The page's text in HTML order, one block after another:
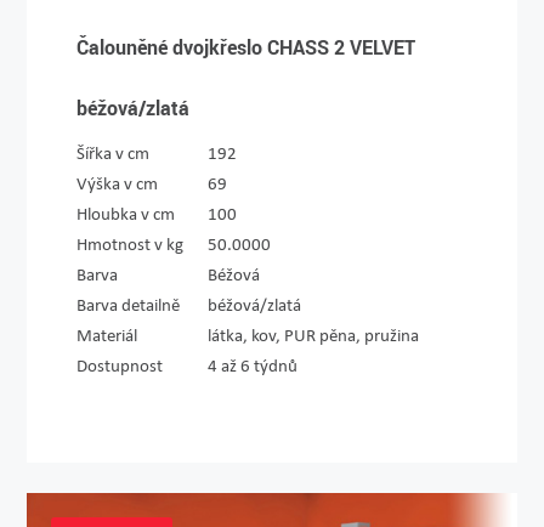
Čalouněné dvojkřeslo CHASS 2 VELVET
béžová/zlatá
Šířka v cm
192
Výška v cm
69
Hloubka v cm
100
Hmotnost v kg
50.0000
Barva
Béžová
Barva detailně
béžová/zlatá
Materiál
látka, kov, PUR pěna, pružina
Dostupnost
4 až 6 týdnů